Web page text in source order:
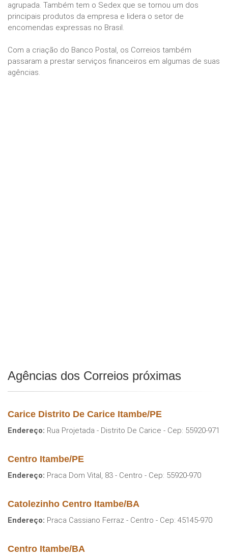
agrupada. Também tem o Sedex que se tornou um dos
principais produtos da empresa e lidera o setor de
encomendas expressas no Brasil.
Com a criação do Banco Postal, os Correios também
passaram a prestar serviços financeiros em algumas de suas
agências.
Agências dos Correios próximas
Carice Distrito De Carice Itambe/PE
Endereço: Rua Projetada - Distrito De Carice - Cep: 55920-971
Centro Itambe/PE
Endereço: Praca Dom Vital, 83 - Centro - Cep: 55920-970
Catolezinho Centro Itambe/BA
Endereço: Praca Cassiano Ferraz - Centro - Cep: 45145-970
Centro Itambe/BA